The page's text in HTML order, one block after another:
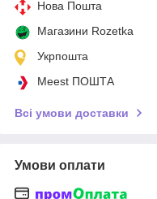
Нова Пошта
Магазини Rozetka
Укрпошта
Meest ПОШТА
Всі умови доставки
Умови оплати